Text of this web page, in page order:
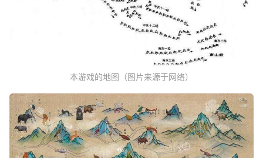
本游戏的地图（图片来源于网络）